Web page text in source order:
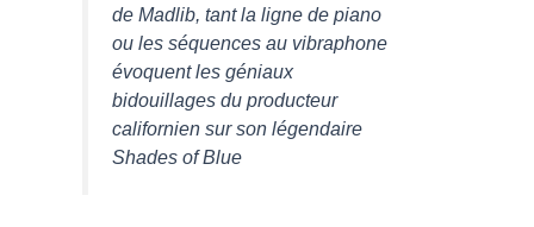
de Madlib, tant la ligne de piano
ou les séquences au vibraphone
évoquent les géniaux
bidouillages du producteur
californien sur son légendaire
Shades of Blue